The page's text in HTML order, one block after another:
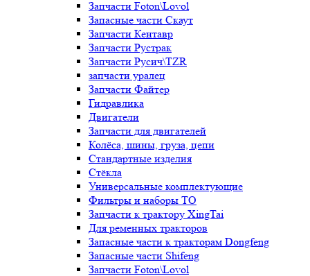
Запчасти Foton\Lovol
Запасные части Скаут
Запчасти Кентавр
Запчасти Рустрак
Запчасти Русич\TZR
запчасти уралец
Запчасти Файтер
Гидравлика
Двигатели
Запчасти для двигателей
Колёса, шины, груза, цепи
Стандартные изделия
Стёкла
Универсальные комплектующие
Фильтры и наборы ТО
Запчасти к трактору XingTai
Для ременных тракторов
Запасные части к тракторам Dongfeng
Запасные части Shifeng
Запчасти Foton\Lovol